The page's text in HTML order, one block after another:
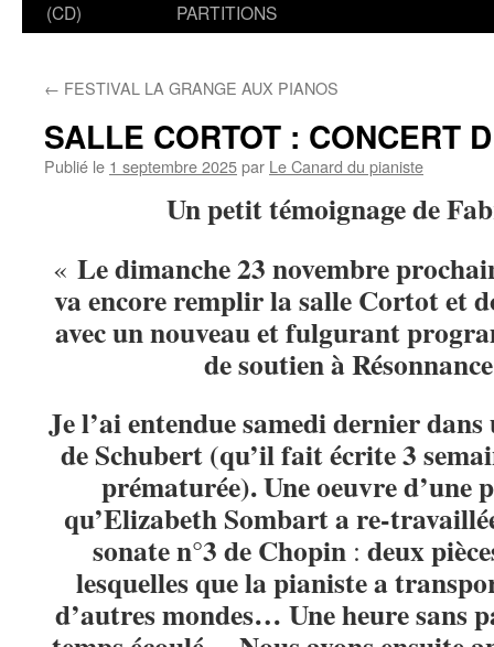
(CD)
PARTITIONS
← FESTIVAL LA GRANGE AUX PIANOS
SALLE CORTOT : CONCERT
Publié le 1 septembre 2025par Le Canard du pianiste
Un petit témoignage de
« Le dimanche 23 novembre
va encore remplir la salle Cortot et
avec un nouveau et fulgurant
de soutien à
Je l’ai entendue samedi dernier
de Schubert (qu’il fait écrite 3
prématurée). Une oeuvre d’une
qu’Elizabeth Sombart a re-
sonate n°3 de Chopin: deux
lesquelles que la pianiste a
d’autres mondes… Une heure sans